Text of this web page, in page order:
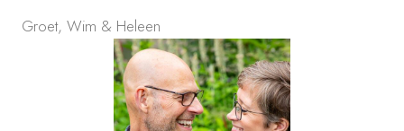
Groet, Wim & Heleen